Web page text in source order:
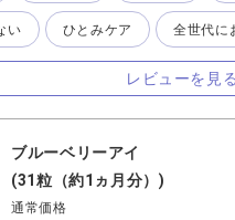
い ひとみケア 全世代に
レビューを見る
ブルーベリーアイ
(31粒（約1ヵ月分）)
通常価格